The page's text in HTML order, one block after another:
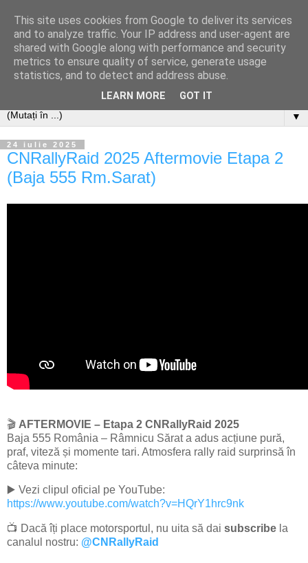
▼
24 iulie 2025
CNRallyRaid 2025 Aftermovie Etapa 2
(Baja 555 Rm.Sarat)
🎬 AFTERMOVIE – Etapa 2 CNRallyRaid 2025
Baja 555 România – Râmnicu Sărat a adus acțiune pură,
praf, viteză și momente tari. Atmosfera rally raid surprinsă în
câteva minute:
▶️ Vezi clipul oficial pe YouTube:
https://www.youtube.com/watch?v=HQrY1hrc9nk
📺 Dacă îți place motorsportul, nu uita să dai subscribe la
canalul nostru: @CNRallyRaid
This site uses cookies from Google to deliver its services
and to analyze traffic. Your IP address and user-agent are
shared with Google along with performance and security
metrics to ensure quality of service, generate usage
statistics, and to detect and address abuse.
LEARN MORE GOT IT